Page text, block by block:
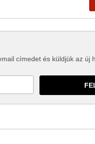
címedet és küldjük az új